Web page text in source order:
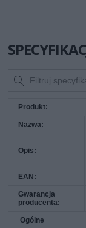
Produkt:
Nazwa:
Opis:
EAN:
Gwarancja
producenta:
Ogólne